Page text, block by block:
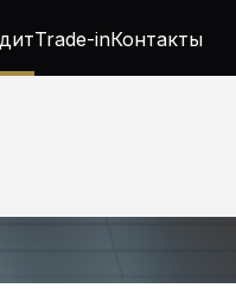
Trade-inКонтакты